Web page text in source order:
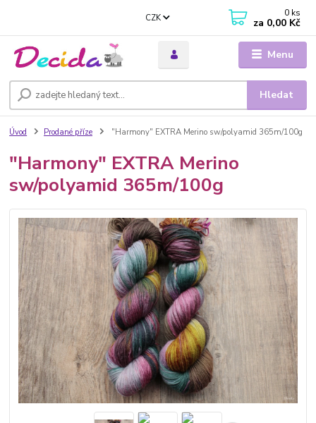
Menu
CZK
Hledat
0 ks
za 0,00 Kč
Úvod Prodané příze "Harmony" EXTRA Merino sw/polyamid 365m/100g
"Harmony" EXTRA Merino
sw/polyamid 365m/100g